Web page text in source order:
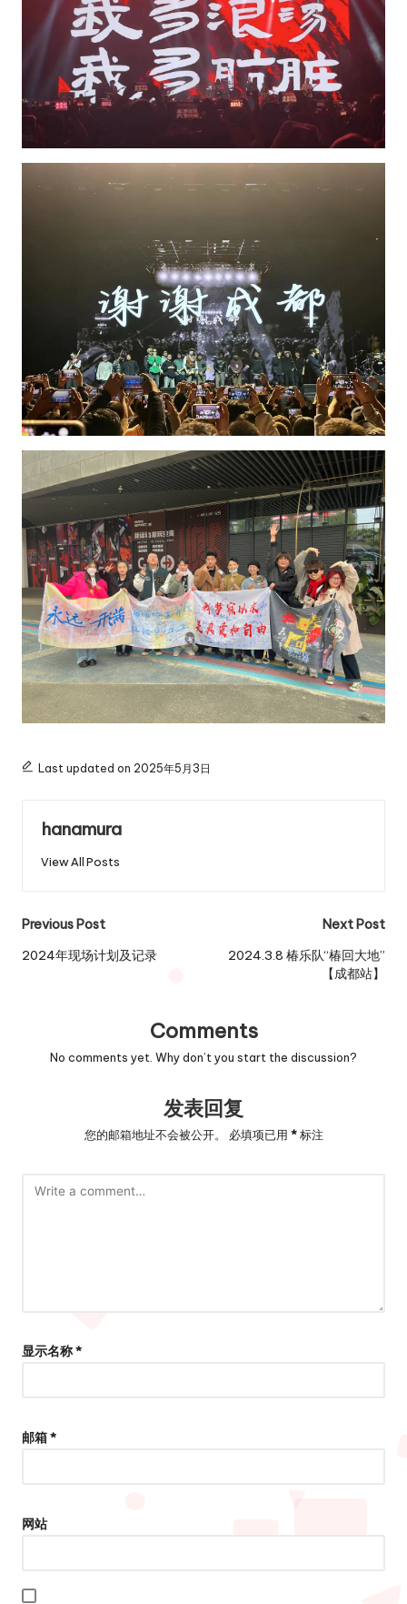
Last updated on 2025年5月3日
hanamura
View All Posts
Post
navigation
Previous Post
2024年现场计划及记录
Next Post
2024.3.8 椿乐队“椿回大地”
【成都站】
Comments
No comments yet. Why don’t you start the discussion?
发表回复
您的邮箱地址不会被公开。 必填项已用 *标注
显示名称*
邮箱*
网站